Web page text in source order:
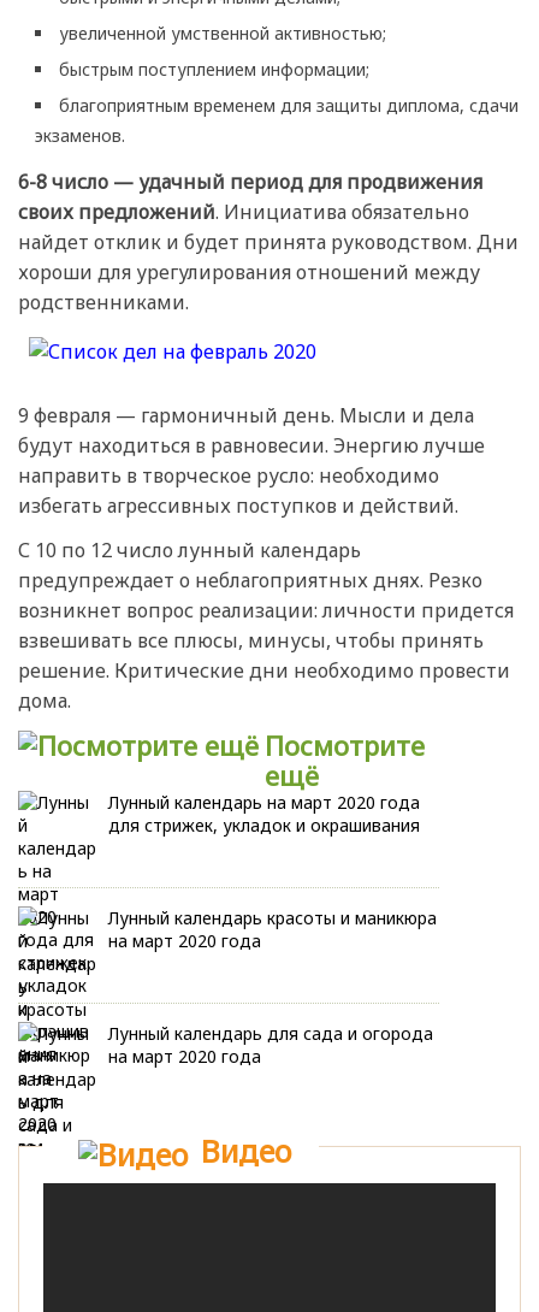
увеличенной умственной активностью;
быстрым поступлением информации;
благоприятным временем для защиты диплома, сдачи
экзаменов.
6-8 число — удачный период для продвижения
своих предложений. Инициатива обязательно
найдет отклик и будет принята руководством. Дни
хороши для урегулирования отношений между
родственниками.
9 февраля — гармоничный день. Мысли и дела
будут находиться в равновесии. Энергию лучше
направить в творческое русло: необходимо
избегать агрессивных поступков и действий.
С 10 по 12 число лунный календарь
предупреждает о неблагоприятных днях. Резко
возникнет вопрос реализации: личности придется
взвешивать все плюсы, минусы, чтобы принять
решение. Критические дни необходимо провести
дома.
Посмотрите
ещё
Лунный календарь на март 2020 года
для стрижек, укладок и окрашивания
Лунный календарь красоты и маникюра
на март 2020 года
Лунный календарь для сада и огорода
на март 2020 года
Видео